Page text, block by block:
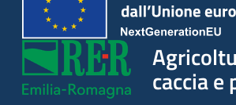
Agricoltura,
caccia e
pesca
Argomenti caccia e